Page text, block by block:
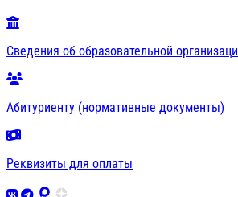
Сведения об образовательной
Абитуриенту (нормативные документы)
Реквизиты для оплаты